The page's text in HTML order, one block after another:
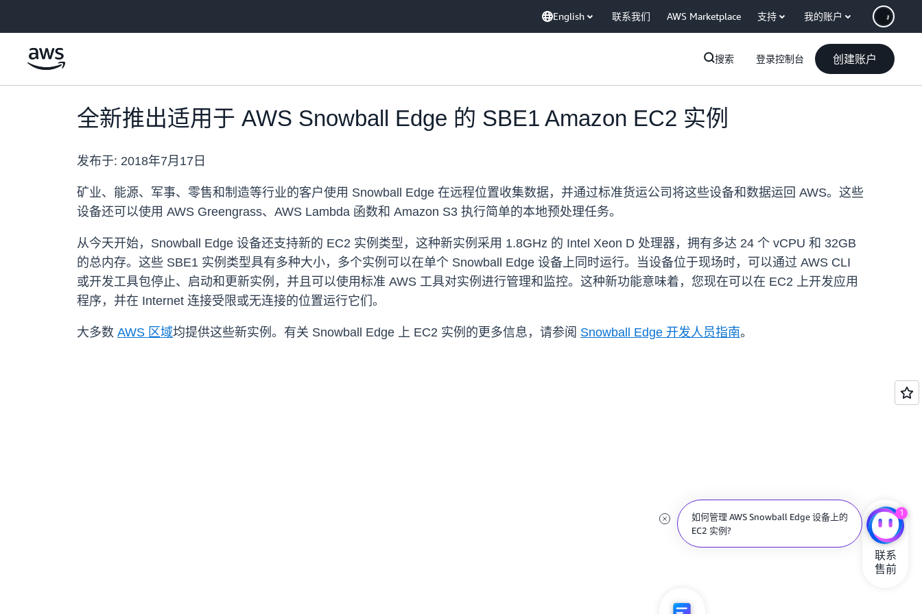
English 联系我们 AWS Marketplace 支持 我的账户
搜索 登录控制台 创建账户
全新推出适用于 AWS Snowball Edge 的 SBE1 Amazon EC2 实例
发布于: 2018年7月17日
矿业、能源、军事、零售和制造等行业的客户使用 Snowball Edge 在远程位置收集数据，并通过标准货运公司将这些设备和数据运回 AWS。这些
设备还可以使用 AWS Greengrass、AWS Lambda 函数和 Amazon S3 执行简单的本地预处理任务。
从今天开始，Snowball Edge 设备还支持新的 EC2 实例类型，这种新实例采用 1.8GHz 的 Intel Xeon D 处理器，拥有多达 24 个 vCPU 和 32GB
的总内存。这些 SBE1 实例类型具有多种大小，多个实例可以在单个 Snowball Edge 设备上同时运行。当设备位于现场时，可以通过 AWS CLI
或开发工具包停止、启动和更新实例，并且可以使用标准 AWS 工具对实例进行管理和监控。这种新功能意味着，您现在可以在 EC2 上开发应用
程序，并在 Internet 连接受限或无连接的位置运行它们。
大多数 AWS 区域均提供这些新实例。有关 Snowball Edge 上 EC2 实例的更多信息，请参阅 Snowball Edge 开发人员指南。
如何管理 AWS Snowball Edge 设备上的
EC2 实例?
1
联系
售前